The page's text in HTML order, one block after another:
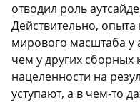
отводил роль
Действительно,
мирового масштаба у
чем у других сборных
нацеленности на
уступают, а в чем-то